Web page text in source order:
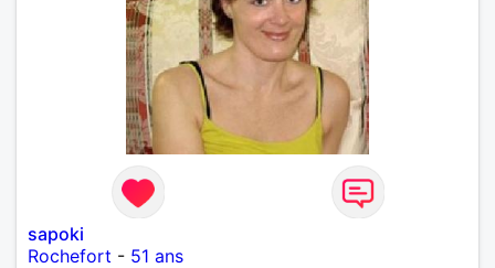
sapoki
Rochefort - 51 ans